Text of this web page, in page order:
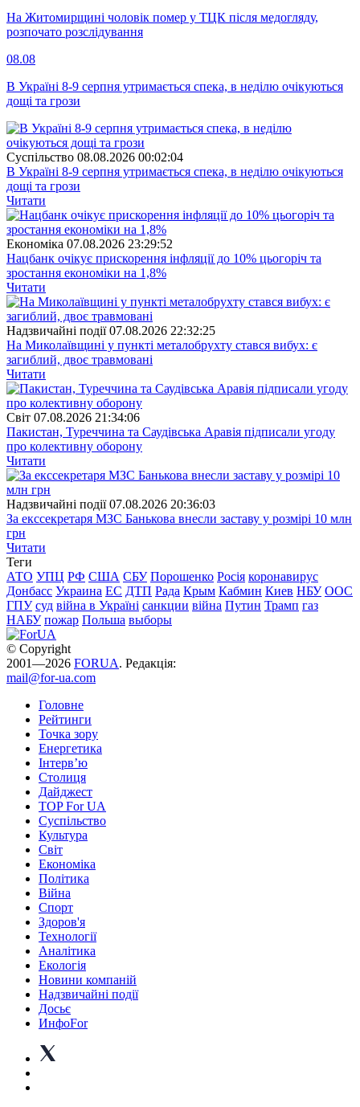
На Житомирщині чоловік помер у ТЦК після медогляду,
розпочато розслідування
08.08
В Україні 8-9 серпня утримається спека, в неділю очікуються
дощі та грози
Суспiльство 08.08.2026 00:02:04
В Україні 8-9 серпня утримається спека, в неділю очікуються
дощі та грози
Читати
Економіка 07.08.2026 23:29:52
Нацбанк очікує прискорення інфляції до 10% цьогоріч та
зростання економіки на 1,8%
Читати
Надзвичайні події 07.08.2026 22:32:25
На Миколаївщині у пункті металобрухту стався вибух: є
загиблий, двоє травмовані
Читати
Свiт 07.08.2026 21:34:06
Пакистан, Туреччина та Саудівська Аравія підписали угоду
про колективну оборону
Читати
Надзвичайні події 07.08.2026 20:36:03
За екссекретаря МЗС Банькова внесли заставу у розмірі 10 млн
грн
Читати
Теги
АТО УПЦ РФ США СБУ Порошенко Росія коронавирус
Донбасс Украина ЕС ДТП Рада Крым Кабмин Киев НБУ ООС
ГПУ суд війна в Україні санкции війна Путин Трамп газ
НАБУ пожар Польша выборы
© Copyright
2001—2026 FORUA. Редакція:
mail@for-ua.com
Головне
Рейтинги
Точка зору
Енергетика
Інтерв’ю
Столиця
Дайджест
TOP For UA
Суспiльство
Культура
Світ
Економіка
Політика
Війна
Спорт
Здоров'я
Технології
Аналітика
Екологія
Новини компаній
Надзвичайні події
Досьє
ИнфоFor